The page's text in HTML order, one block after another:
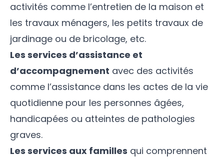
activités comme l’entretien de la maison et
les travaux ménagers, les petits travaux de
jardinage ou de bricolage, etc.
Les services d’assistance et
d’accompagnement avec des activités
comme l’assistance dans les actes de la vie
quotidienne pour les personnes âgées,
handicapées ou atteintes de pathologies
graves.
Les services aux familles qui comprennent